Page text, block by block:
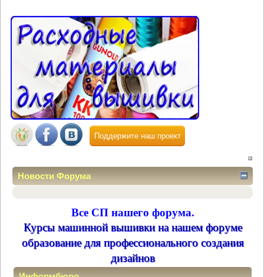
Поддержите наш проект
Новости Форума
Все СП нашего форума.
Курсы машинной вышивки на нашем форуме
образование для профессионального создания
дизайнов